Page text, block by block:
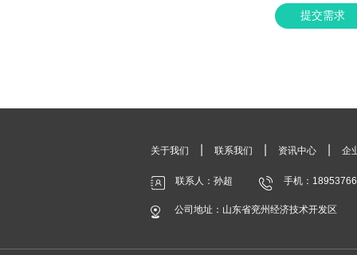
提交需求
关于我们 联系我们 资讯中心 企
联系人：孙超 手机：
公司地址：山东省兖州经济技术开发区